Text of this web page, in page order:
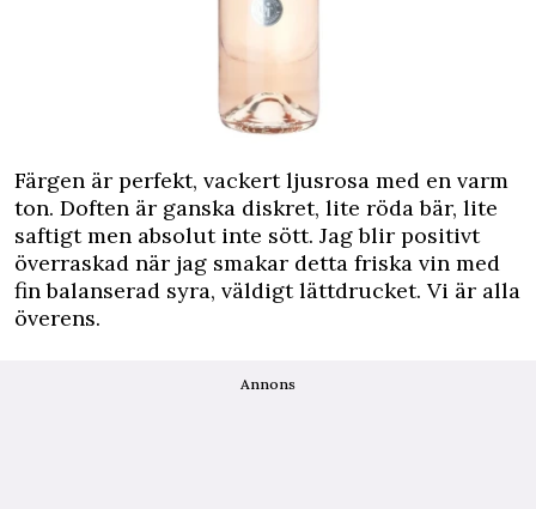
Färgen är perfekt, vackert ljusrosa med en varm
ton. Doften är ganska diskret, lite röda bär, lite
saftigt men absolut inte sött. Jag blir positivt
överraskad när jag smakar detta friska vin med
fin balanserad syra, väldigt lättdrucket. Vi är alla
överens.
Annons